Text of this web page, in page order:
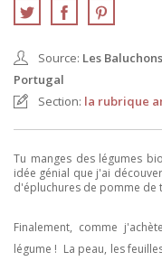
Source: Les
Portugal
Section: la rubrique
Tu manges des légumes
idée génial que j'ai
d'épluchures de pomme de
Finalement, comme
légume ! La peau, les